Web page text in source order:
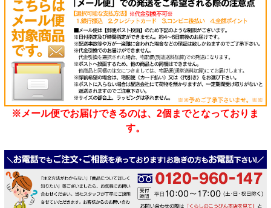
※メール便でお届けできるのは、2個までとなっておりま
す。